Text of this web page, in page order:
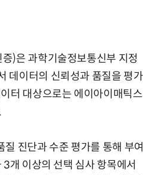
)은 과학기술정보통신부 지정
데이터의 신뢰성과 품질을 평가
터 대상으로는 에이아이매틱스
진단과 수준 평가를 통해 부여
개 이상의 선택 심사 항목에서